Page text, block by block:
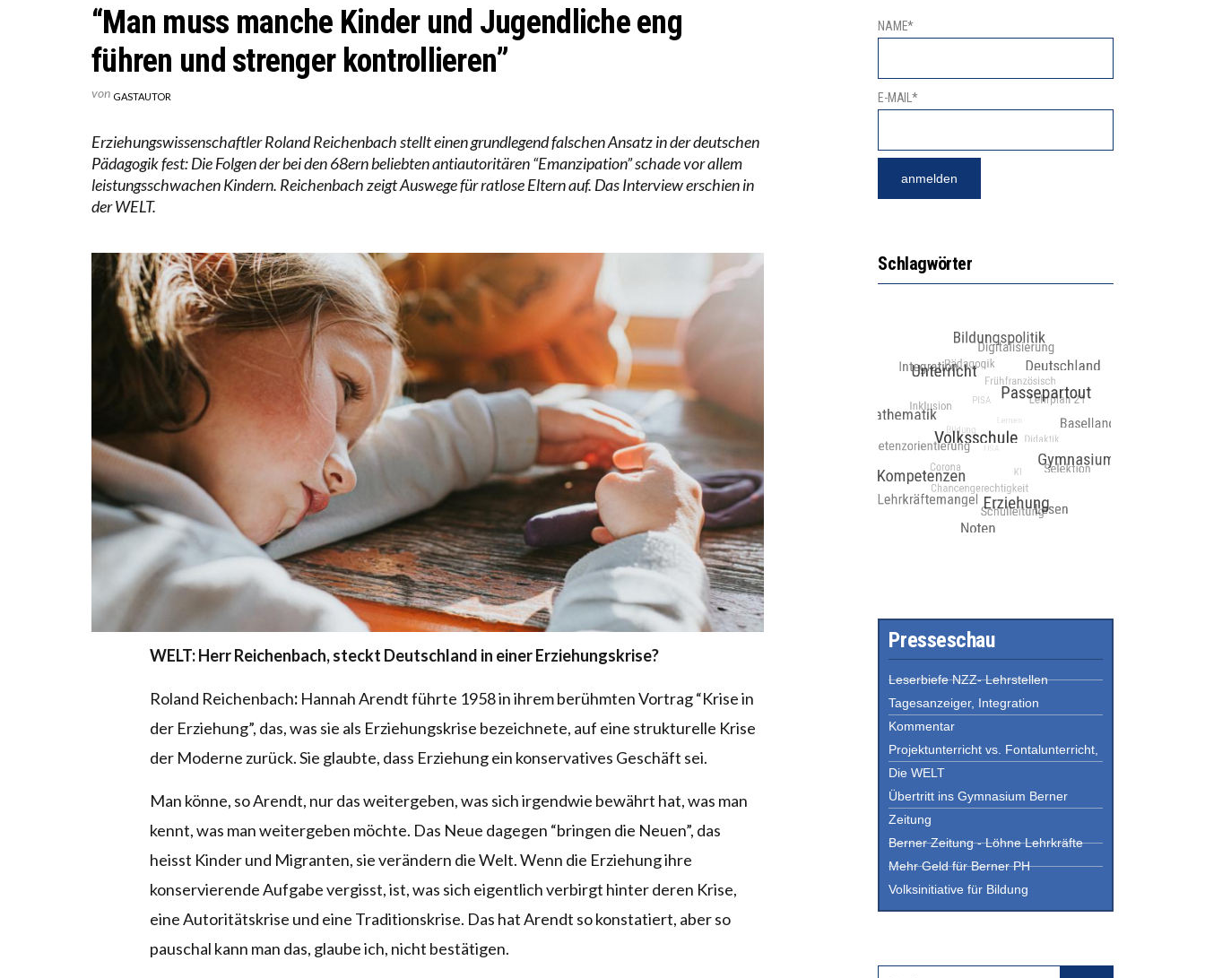
“Man muss manche Kinder und Jugendliche eng
führen und strenger kontrollieren”
von GASTAUTOR
Erziehungswissenschaftler Roland Reichenbach stellt einen grundlegend falschen Ansatz in der deutschen
Pädagogik fest: Die Folgen der bei den 68ern beliebten antiautoritären “Emanzipation” schade vor allem
leistungsschwachen Kindern. Reichenbach zeigt Auswege für ratlose Eltern auf. Das Interview erschien in
der WELT.
WELT: Herr Reichenbach, steckt Deutschland in einer Erziehungskrise?
Roland Reichenbach:Hannah Arendt führte 1958 in ihrem berühmten Vortrag “Krise in
der Erziehung”, das, was sie als Erziehungskrise bezeichnete, auf eine strukturelle Krise
der Moderne zurück. Sie glaubte, dass Erziehung ein konservatives Geschäft sei.
Man könne, so Arendt, nur das weitergeben, was sich irgendwie bewährt hat, was man
kennt, was man weitergeben möchte. Das Neue dagegen “bringen die Neuen”, das
heisst Kinder und Migranten, sie verändern die Welt. Wenn die Erziehung ihre
konservierende Aufgabe vergisst, ist, was sich eigentlich verbirgt hinter deren Krise,
eine Autoritätskrise und eine Traditionskrise. Das hat Arendt so konstatiert, aber so
pauschal kann man das, glaube ich, nicht bestätigen.
NAME*
E-MAIL*
Schlagwörter
Presseschau
Leserbiefe NZZ- Lehrstellen
Tagesanzeiger, Integration
Kommentar
Projektunterricht vs. Fontalunterricht,
Die WELT
Übertritt ins Gymnasium Berner
Zeitung
Berner Zeitung - Löhne Lehrkräfte
Mehr Geld für Berner PH
Volksinitiative für Bildung